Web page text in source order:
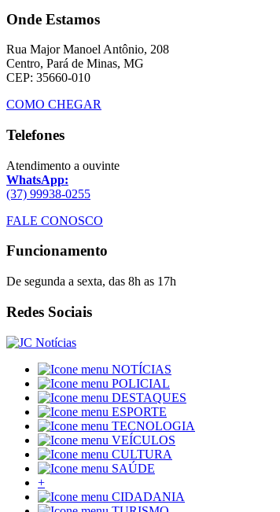
Onde Estamos
Rua Major Manoel Antônio, 208
Centro, Pará de Minas, MG
CEP: 35660-010
COMO CHEGAR
Telefones
Atendimento a ouvinte
WhatsApp:
(37) 99938-0255
FALE CONOSCO
Funcionamento
De segunda a sexta, das 8h as 17h
Redes Sociais
NOTÍCIAS
POLICIAL
DESTAQUES
ESPORTE
TECNOLOGIA
VEÍCULOS
CULTURA
SAÚDE
+
CIDADANIA